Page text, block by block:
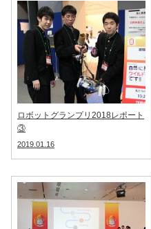
ロボットグランプリ2018レポート
③
2019.01.16